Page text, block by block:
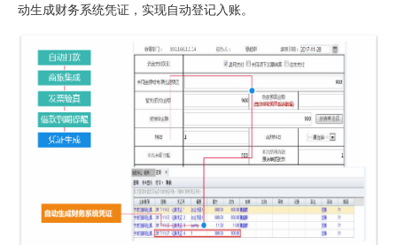
动生成财务系统凭证，实现自动登记入账。